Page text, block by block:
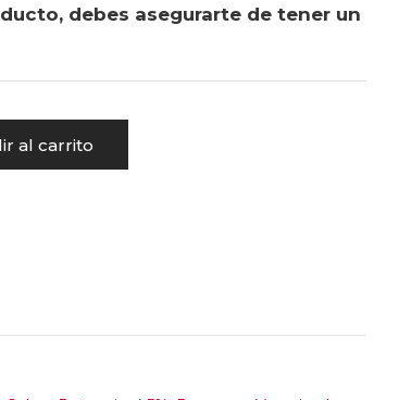
debes asegurarte de tener un
al carrito